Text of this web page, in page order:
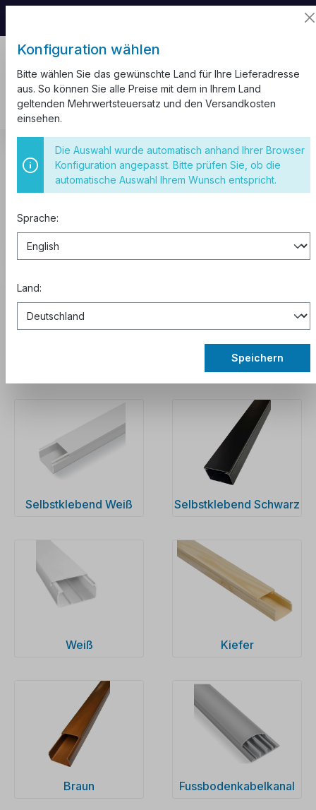
Kabelkanal
Kabelkanal
Kaufen zu B2B-Preisen
0% MwSt. für Geschäftskunden
Abonnieren Sie den Newsletter, um
aktuelle Rabattcodes zu erhalten.
Selbstklebend Weiß Selbstklebend Schwarz
Weiß Kiefer
Braun Fussbodenkabelkanal
Konfiguration wählen
Bitte wählen Sie das gewünschte Land für Ihre Lieferadresse
aus. So können Sie alle Preise mit dem in Ihrem Land
geltenden Mehrwertsteuersatz und den Versandkosten
einsehen.
Die Auswahl wurde automatisch anhand Ihrer Browser
Konfiguration angepasst. Bitte prüfen Sie, ob die
automatische Auswahl Ihrem Wunsch entspricht.
Sprache:
Land:
Speichern